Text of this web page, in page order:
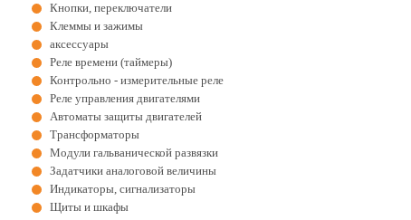
Кнопки, переключатели
Клеммы и зажимы
аксессуары
Реле времени (таймеры)
Контрольно - измерительные реле
Реле управления двигателями
Автоматы защиты двигателей
Трансформаторы
Модули гальванической развязки
Задатчики аналоговой величины
Индикаторы, сигнализаторы
Щиты и шкафы